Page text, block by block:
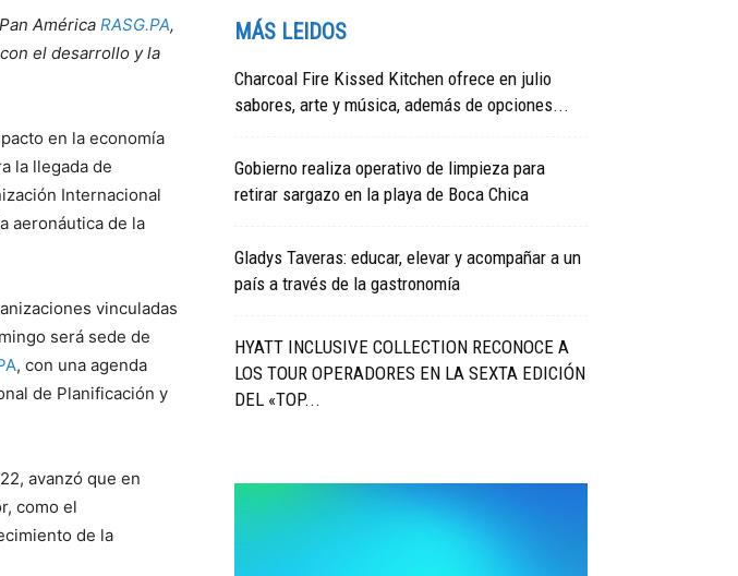
América RASG.PA,
el desarrollo y la
en la economía
la llegada de
Internacional
aeronáutica de la
vinculadas
será sede de
, con una agenda
de Planificación y
avanzó que en
como el
de la
MÁS LEIDOS
Charcoal Fire Kissed Kitchen ofrece en julio
sabores, arte y música, además de opciones...
Gobierno realiza operativo de limpieza para
retirar sargazo en la playa de Boca Chica
Gladys Taveras: educar, elevar y acompañar a un
país a través de la gastronomía
HYATT INCLUSIVE COLLECTION RECONOCE A
LOS TOUR OPERADORES EN LA SEXTA EDICIÓN
DEL «TOP...